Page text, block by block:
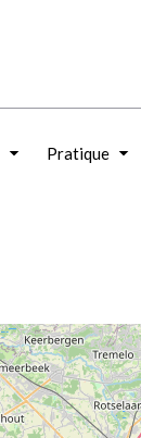
Pratique